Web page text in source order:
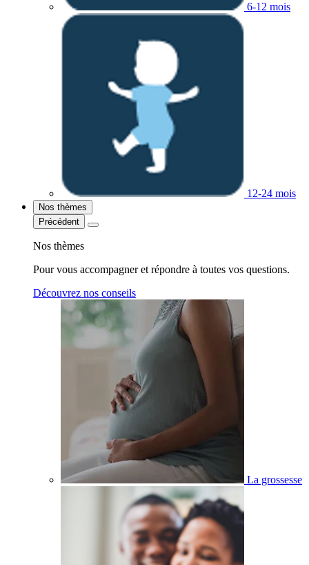
6-12 mois
12-24 mois
Nos thèmes
Précédent
Nos thèmes
Pour vous accompagner et répondre à toutes vos questions.
Découvrez nos conseils
La grossesse